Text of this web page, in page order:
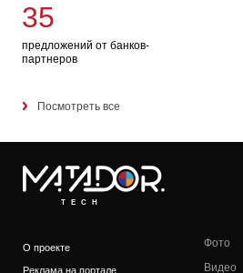
35
предложений от банков-
партнеров
Посмотреть все
TECH
О проекте
Реклама на портале
Фото
Видео